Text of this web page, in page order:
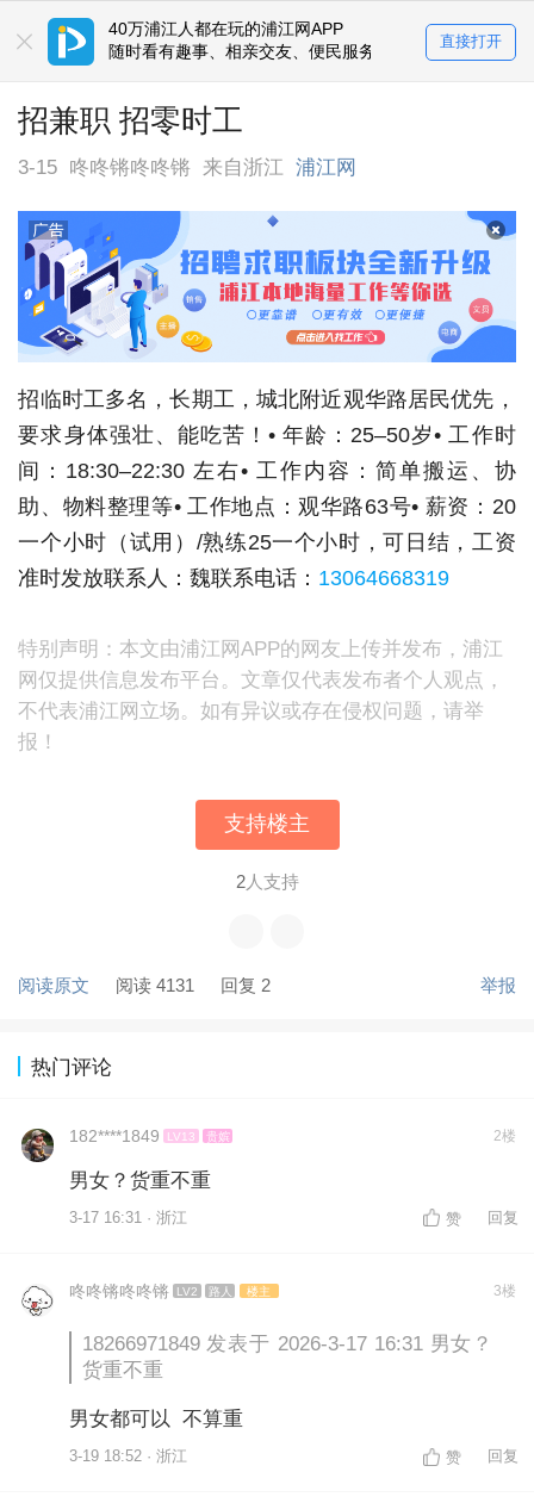
40万浦江人都在玩的浦江网APP
随时看有趣事、相亲交友、便民服务平台
直接打开
招兼职 招零时工
3-15 咚咚锵咚咚锵 来自浙江 浦江网
招临时工多名，长期工，城北附近观华路居民优先，
要求身体强壮、能吃苦！• 年龄：25–50岁• 工作时
间：18:30–22:30 左右• 工作内容：简单搬运、协
助、物料整理等• 工作地点：观华路63号• 薪资：20
一个小时（试用）/熟练25一个小时，可日结，工资
准时发放联系人：魏联系电话： 13064668319
特别声明：本文由浦江网APP的网友上传并发布，浦江
网仅提供信息发布平台。文章仅代表发布者个人观点，
不代表浦江网立场。如有异议或存在侵权问题，请举
报！
支持楼主
2人支持
阅读原文 阅读 4131 回复 2 举报
热门评论
182****1849 LV13 贵嫔 2楼
男女？货重不重
3-17 16:31 · 浙江 赞 回复
咚咚锵咚咚锵 LV2 路人 楼主 3楼
18266971849 发表于 2026-3-17 16:31 男女？
货重不重
男女都可以 不算重
3-19 18:52 · 浙江 赞 回复